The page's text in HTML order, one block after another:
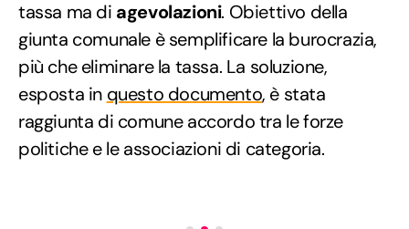
tassa ma di agevolazioni. Obiettivo della
giunta comunale è semplificare la burocrazia,
più che eliminare la tassa. La soluzione,
esposta in questo documento, è stata
raggiunta di comune accordo tra le forze
politiche e le associazioni di categoria.